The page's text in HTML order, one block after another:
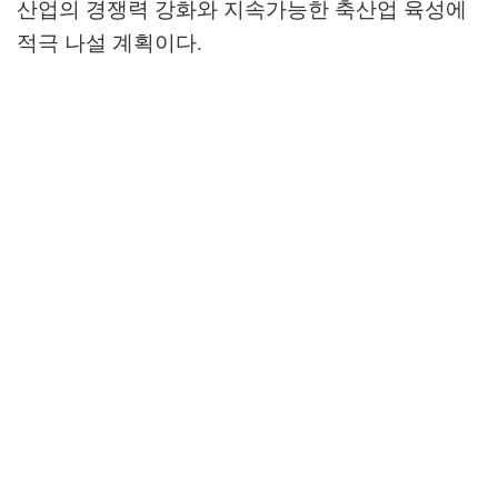
산업의 경쟁력 강화와 지속가능한 축산업 육성에
적극 나설 계획이다.